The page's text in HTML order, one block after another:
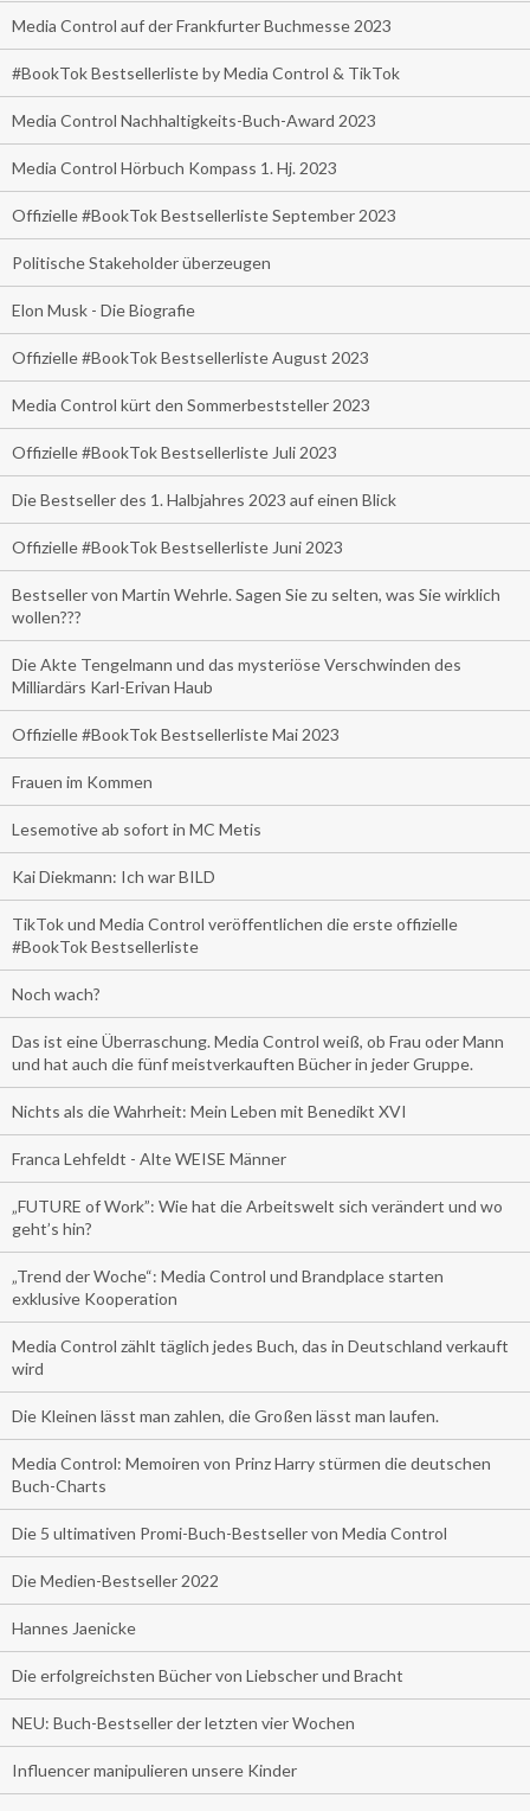
Media Control auf der Frankfurter Buchmesse 2023
#BookTok Bestsellerliste by Media Control & TikTok
Media Control Nachhaltigkeits-Buch-Award 2023
Media Control Hörbuch Kompass 1. Hj. 2023
Offizielle #BookTok Bestsellerliste September 2023
Politische Stakeholder überzeugen
Elon Musk - Die Biografie
Offizielle #BookTok Bestsellerliste August 2023
Media Control kürt den Sommerbeststeller 2023
Offizielle #BookTok Bestsellerliste Juli 2023
Die Bestseller des 1. Halbjahres 2023 auf einen Blick
Offizielle #BookTok Bestsellerliste Juni 2023
Bestseller von Martin Wehrle. Sagen Sie zu selten, was Sie wirklich
wollen???
Die Akte Tengelmann und das mysteriöse Verschwinden des
Milliardärs Karl-Erivan Haub
Offizielle #BookTok Bestsellerliste Mai 2023
Frauen im Kommen
Lesemotive ab sofort in MC Metis
Kai Diekmann: Ich war BILD
TikTok und Media Control veröffentlichen die erste offizielle
#BookTok Bestsellerliste
Noch wach?
Das ist eine Überraschung. Media Control weiß, ob Frau oder Mann
und hat auch die fünf meistverkauften Bücher in jeder Gruppe.
Nichts als die Wahrheit: Mein Leben mit Benedikt XVI
Franca Lehfeldt - Alte WEISE Männer
„FUTURE of Work”: Wie hat die Arbeitswelt sich verändert und wo
geht’s hin?
„Trend der Woche“: Media Control und Brandplace starten
exklusive Kooperation
Media Control zählt täglich jedes Buch, das in Deutschland verkauft
wird
Die Kleinen lässt man zahlen, die Großen lässt man laufen.
Media Control: Memoiren von Prinz Harry stürmen die deutschen
Buch-Charts
Die 5 ultimativen Promi-Buch-Bestseller von Media Control
Die Medien-Bestseller 2022
Hannes Jaenicke
Die erfolgreichsten Bücher von Liebscher und Bracht
NEU: Buch-Bestseller der letzten vier Wochen
Influencer manipulieren unsere Kinder